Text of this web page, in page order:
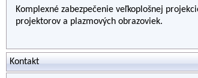
Komplexné zabezpečenie veľkoplošnej
projektorov a plazmových obrazoviek.
Kontakt